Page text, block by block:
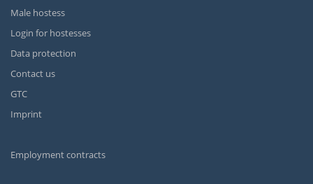
Male hostess
Login for hostesses
Data protection
Contact us
GTC
Imprint
Employment contracts